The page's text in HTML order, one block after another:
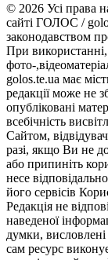
© 2026 Усі права
сайті ГОЛОС /
законодавством
При
фото-
golos.te.ua має
редакції може не
опубліковані
всебічність
Сайтом,
разі, якщо Ви не
або припиніть
несе
його сервісів
Редакція не
наведеної
думки,
сам ресурс